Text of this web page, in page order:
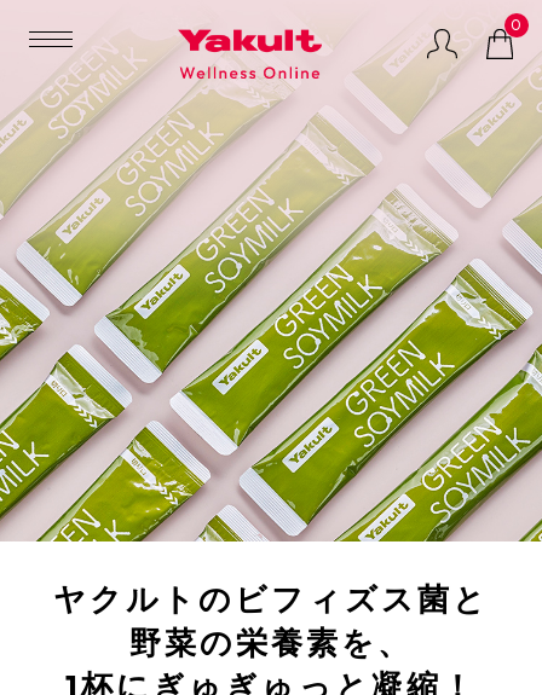
マルチプロバイオ
ティクスサプリメ
ント
GREEN
SOYMILK（グリー
ンソイミルク）
LACTIFUL（ラクテ
ィフル）
健康食品
ビューティケア
特集
定期お届け便
Mail magazine
0
ヤクルトのビフィズス菌と
野菜の栄養素を、
1杯にぎゅぎゅっと凝縮！